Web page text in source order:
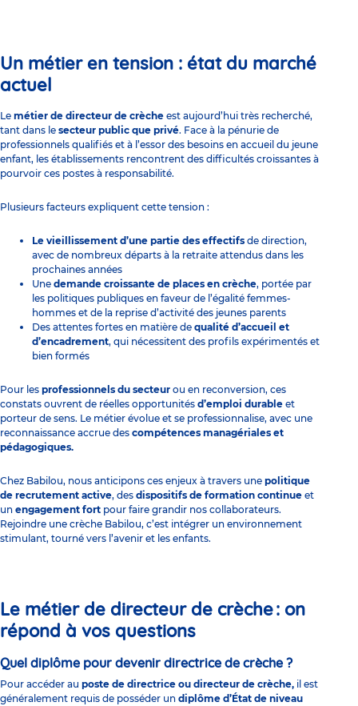
Un métier en tension : état du marché
actuel
Le métier de directeur de crèche est aujourd’hui très recherché,
tant dans le secteur public que privé. Face à la pénurie de
professionnels qualifiés et à l’essor des besoins en accueil du jeune
enfant, les établissements rencontrent des difficultés croissantes à
pourvoir ces postes à responsabilité.
Plusieurs facteurs expliquent cette tension :
Le vieillissement d’une partie des effectifs de direction,
avec de nombreux départs à la retraite attendus dans les
prochaines années
Une demande croissante de places en crèche, portée par
les politiques publiques en faveur de l’égalité femmes-
hommes et de la reprise d’activité des jeunes parents
Des attentes fortes en matière de qualité d’accueil et
d’encadrement, qui nécessitent des profils expérimentés et
bien formés
Pour les professionnels du secteur ou en reconversion, ces
constats ouvrent de réelles opportunités d’emploi durable et
porteur de sens. Le métier évolue et se professionnalise, avec une
reconnaissance accrue des compétences managériales et
pédagogiques.
Chez Babilou, nous anticipons ces enjeux à travers une politique
de recrutement active, des dispositifs de formation continue et
un engagement fort pour faire grandir nos collaborateurs.
Rejoindre une crèche Babilou, c’est intégrer un environnement
stimulant, tourné vers l’avenir et les enfants.
Le métier de directeur de crèche : on
répond à vos questions
Quel diplôme pour devenir directrice de crèche ?
Pour accéder au poste de directrice ou directeur de crèche, il est
généralement requis de posséder un diplôme d’État de niveau